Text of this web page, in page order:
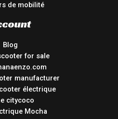
de mobilité
Blog
for sale
manufacturer
électrique
citycoco
Mocha